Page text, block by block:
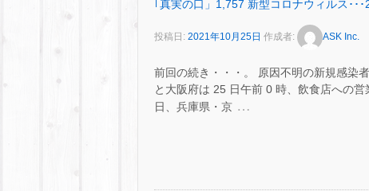
｢真実の口」1,757 新型コロナウィルス･･･
投稿日: 2021年10月25日 作成者: ASK Inc.
前回の続き・・・。 原因不明の新規感染
と大阪府は 25 日午前 0 時、飲食店への
日、兵庫県・京 …